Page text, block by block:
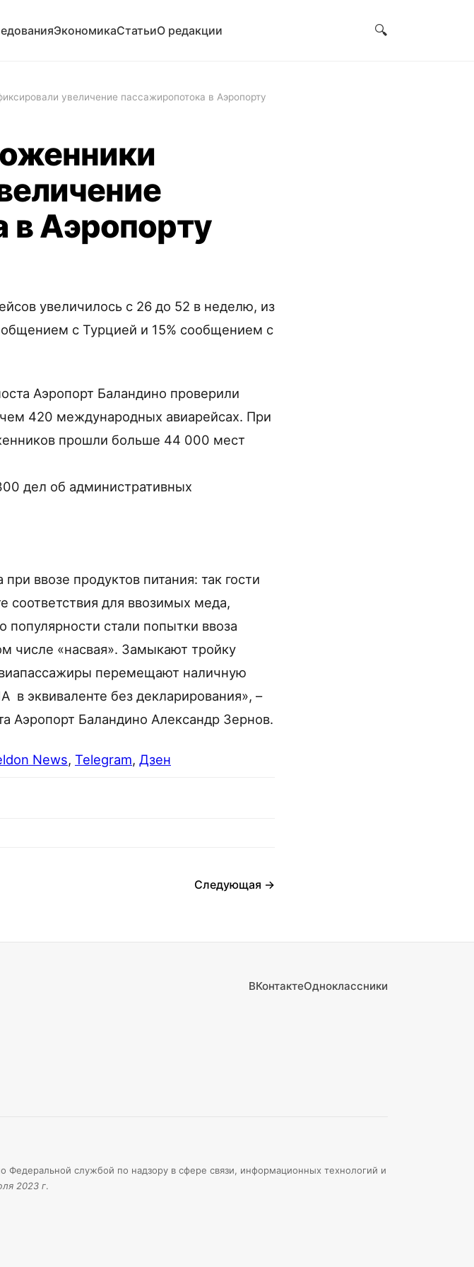
ЭкономикаСтатьиО редакции 🔍
увеличение пассажиропотока в Аэропорту
в Аэропорту
увеличилось с 26 до 52 в неделю, из
с Турцией и 15% сообщением с
Аэропорт Баландино проверили
420 международных авиарейсах. При
прошли больше 44 000 мест
дел об административных
ввозе продуктов питания: так гости
соответствия для ввозимых меда,
стали попытки ввоза
числе «насвая». Замыкают тройку
перемещают наличную
эквиваленте без декларирования», –
Аэропорт Баландино Александр Зернов.
News, Telegram, Дзен
Следующая →
ВКонтактеОдноклассники
Федеральной службой по надзору в сфере связи, информационных технологий и
2023 г.